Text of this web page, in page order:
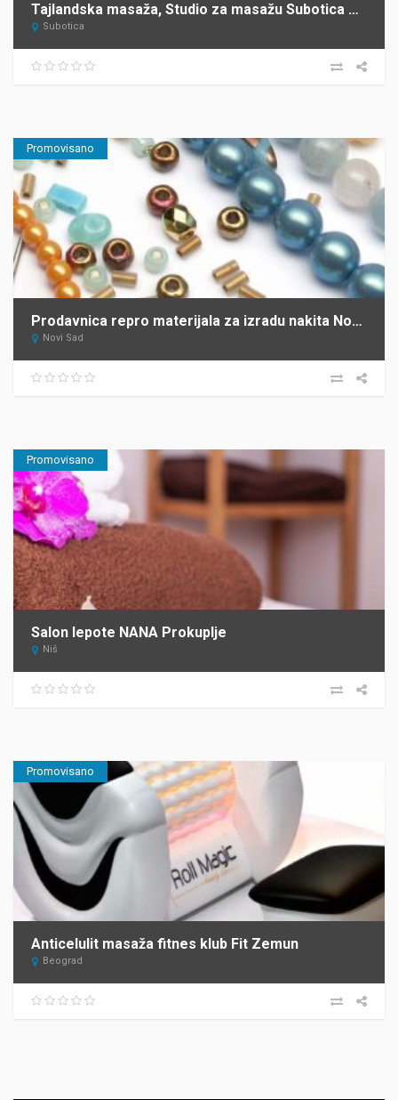
Tajlandska masaža, Studio za masažu Subotica APSARAH
Subotica
Promovisano
Prodavnica repro materijala za izradu nakita Novi Sad IMELA ONLINE
Novi Sad
Promovisano
Salon lepote NANA Prokuplje
Niš
Promovisano
Anticelulit masaža fitnes klub Fit Zemun
Beograd